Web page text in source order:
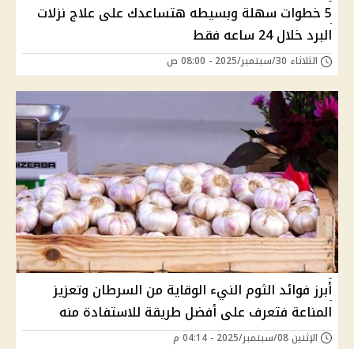
5 خطوات سهلة وبسيطه هتساعدك على علاج نزلات
البرد خلال 24 ساعه فقط
الثلاثاء 30/سبتمبر/2025 - 08:00 ص
أبرز فوائد الثوم النيء الوقاية من السرطان وتعزيز
المناعة فتعرف على أفضل طريقة للاستفادة منه
الإثنين 08/سبتمبر/2025 - 04:14 م